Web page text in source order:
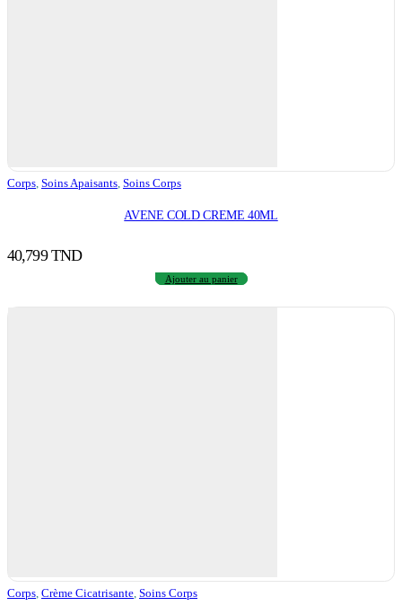
Corps Soins Apaisants Soins Corps
AVENE COLD CREME 40ML
40,799TND
Ajouter au panier
Corps, Crème Cicatrisante, Soins Corps